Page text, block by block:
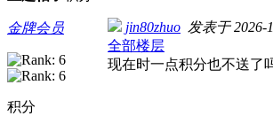
金牌会员
积分
jin80zhuo 发表于 2026-
全部楼层
现在时一点积分也不送了